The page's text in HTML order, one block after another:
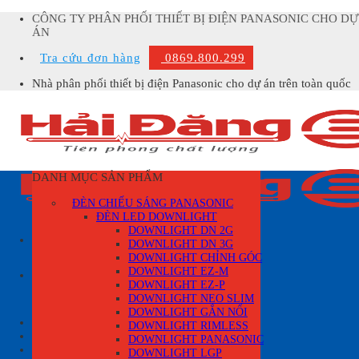
Skip
CÔNG TY PHÂN PHỐI THIẾT BỊ ĐIỆN PANASONIC CHO DỰ
ÁN
Tra cứu đơn hàng
0869.800.299
Nhà phân phối thiết bị điện Panasonic cho dự án trên toàn quốc
DANH MỤC SẢN PHẨM
ĐÈN CHIẾU SÁNG PANASONIC
ĐÈN LED DOWNLIGHT
DOWNLIGHT DN 2G
DOWNLIGHT DN 3G
DOWNLIGHT CHỈNH GÓC
DOWNLIGHT EZ-M
DOWNLIGHT EZ-P
DOWNLIGHT NEO SLIM
DOWNLIGHT GẮN NỔI
DOWNLIGHT RIMLESS
DOWNLIGHT PANASONIC
DOWNLIGHT LGP